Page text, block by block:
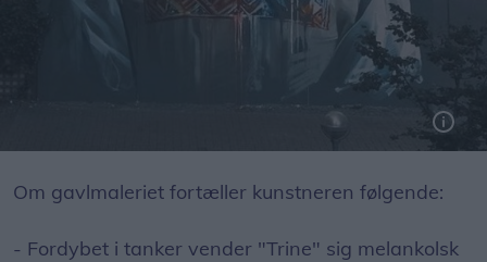
Om gavlmaleriet fortæller kunstneren følgende:
- Fordybet i tanker vender "Trine" sig melankolsk